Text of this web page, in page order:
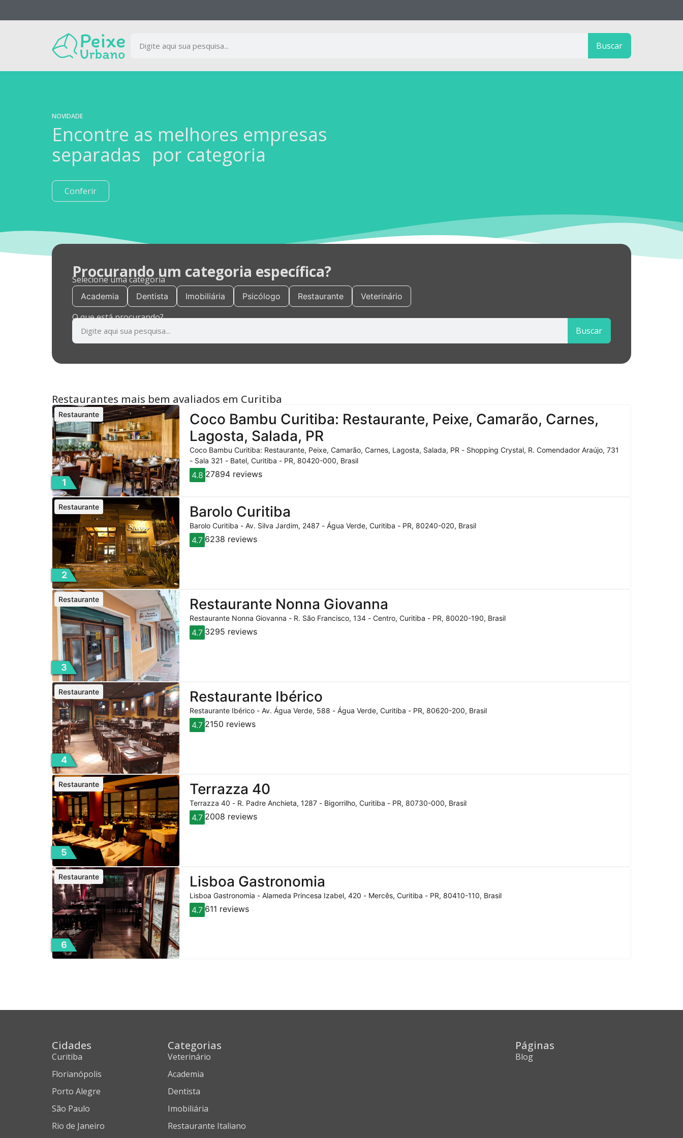
Buscar
NOVIDADE
Encontre as melhores empresas
separadas por categoria
Conferir
Procurando um categoria específica?
Selecione uma categoria
Academia Dentista Imobiliária Psicólogo Restaurante Veterinário
O que está procurando?
Buscar
Restaurantes mais bem avaliados em Curitiba
1
Coco Bambu Curitiba: Restaurante, Peixe, Camarão, Carnes,
Lagosta, Salada, PR
Restaurante
Coco Bambu Curitiba: Restaurante, Peixe, Camarão, Carnes, Lagosta, Salada, PR - Shopping Crystal, R. Comendador Araújo, 731
- Sala 321 - Batel, Curitiba - PR, 80420-000, Brasil
4.8 27894 reviews
2
Barolo Curitiba
Restaurante
Barolo Curitiba - Av. Silva Jardim, 2487 - Água Verde, Curitiba - PR, 80240-020, Brasil
4.7 6238 reviews
3
Restaurante Nonna Giovanna
Restaurante
Restaurante Nonna Giovanna - R. São Francisco, 134 - Centro, Curitiba - PR, 80020-190, Brasil
4.7 3295 reviews
4
Restaurante Ibérico
Restaurante
Restaurante Ibérico - Av. Água Verde, 588 - Água Verde, Curitiba - PR, 80620-200, Brasil
4.7 2150 reviews
5
Terrazza 40
Restaurante
Terrazza 40 - R. Padre Anchieta, 1287 - Bigorrilho, Curitiba - PR, 80730-000, Brasil
4.7 2008 reviews
6
Lisboa Gastronomia
Restaurante
Lisboa Gastronomia - Alameda Princesa Izabel, 420 - Mercês, Curitiba - PR, 80410-110, Brasil
4.7 611 reviews
Cidades
Curitiba
Florianópolis
Porto Alegre
São Paulo
Rio de Janeiro
Categorias
Veterinário
Academia
Dentista
Imobiliária
Restaurante Italiano
Páginas
Blog